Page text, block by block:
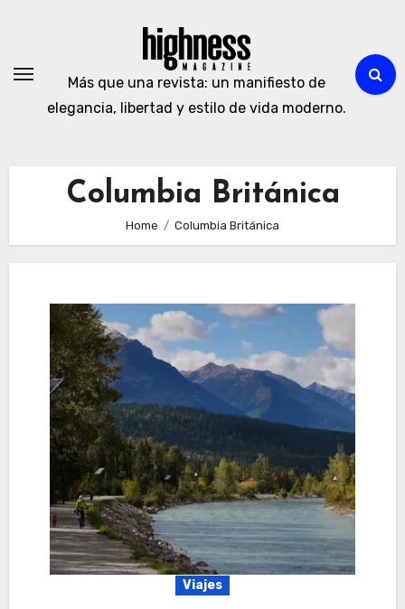
Más que una revista: un manifiesto de
elegancia, libertad y estilo de vida moderno.
Columbia Británica
Home Columbia Británica
Viajes